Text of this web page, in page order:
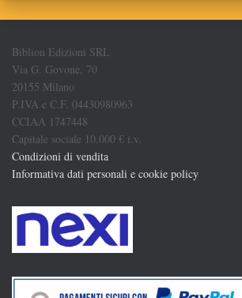
Biblion Edizioni SRL
Via G. Govone, 70
20155 Milano
P.IVA e C.F. 04430980963
CCIAA 1747448
Capitale sociale 10.000 € i.v.
Condizioni di vendita
Informativa dati personali e cookie policy